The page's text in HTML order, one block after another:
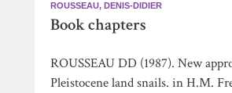
ROUSSEAU, DENIS-DIDIER
Book chapters
ROUSSEAU DD (1987). New
Pleistocene land snails. in H.M.